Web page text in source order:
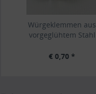
Würgeklemmen aus
vorgeglühtem Stahl
€ 0,70 *